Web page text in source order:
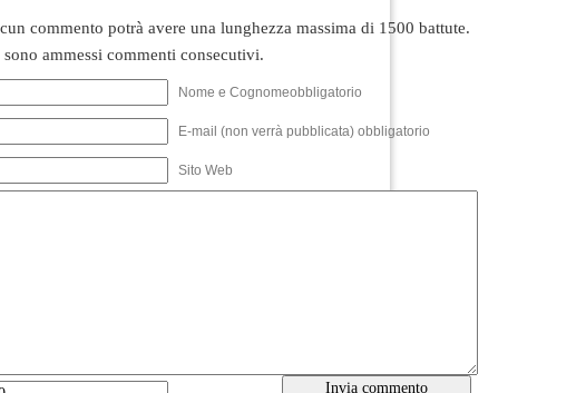
commento potrà avere una lunghezza massima di 1500 battute.
ammessi commenti consecutivi.
Nome e Cognomeobbligatorio
E-mail (non verrà pubblicata) obbligatorio
Sito Web